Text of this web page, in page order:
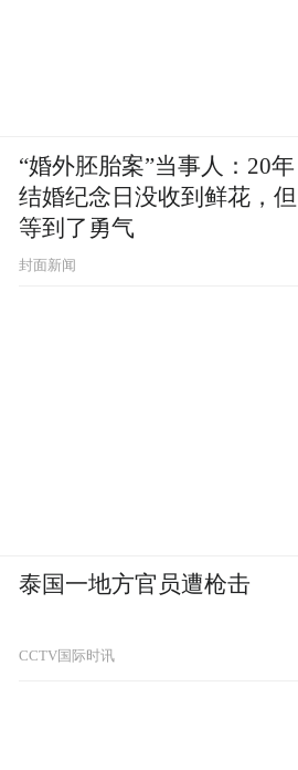
“婚外胚胎案”当事人：20年
结婚纪念日没收到鲜花，但
等到了勇气
封面新闻
泰国一地方官员遭枪击
CCTV国际时讯